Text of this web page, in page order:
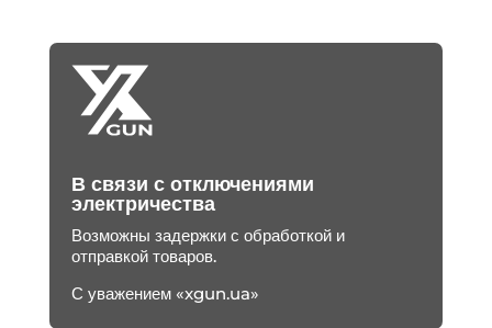
В связи с отключениями
электричества
Возможны задержки с обработкой и
отправкой товаров.
С уважением «xgun.ua»